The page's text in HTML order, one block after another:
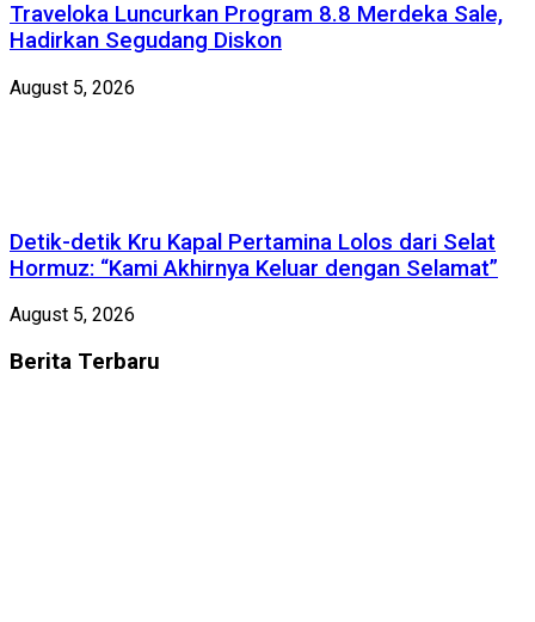
Traveloka Luncurkan Program 8.8 Merdeka Sale,
Hadirkan Segudang Diskon
August 5, 2026
Detik-detik Kru Kapal Pertamina Lolos dari Selat
Hormuz: “Kami Akhirnya Keluar dengan Selamat”
August 5, 2026
Berita Terbaru